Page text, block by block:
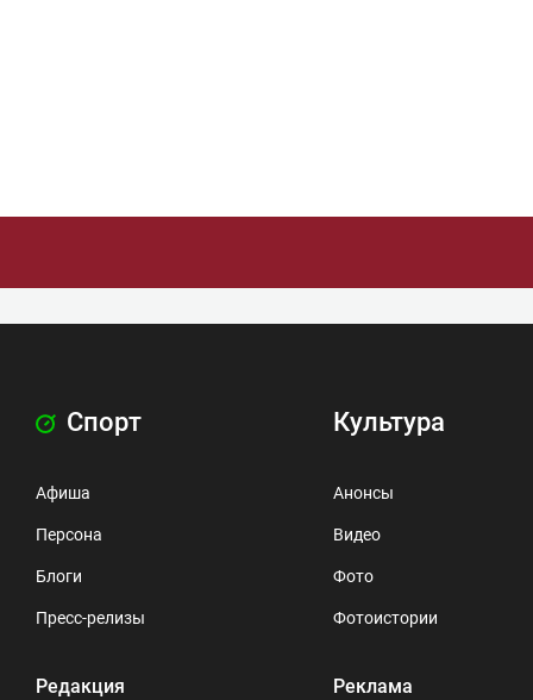
Спорт
Афиша
Персона
Блоги
Пресс-релизы
Редакция
Культура
Анонсы
Видео
Фото
Фотоистории
Реклама